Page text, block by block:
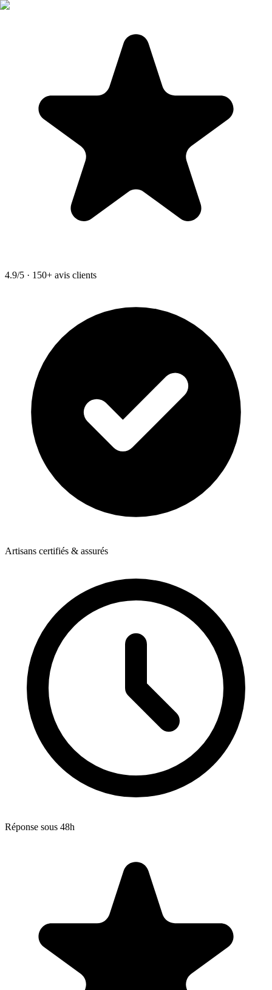
4.9/5 · 150+ avis clients
Artisans certifiés & assurés
Réponse sous 48h